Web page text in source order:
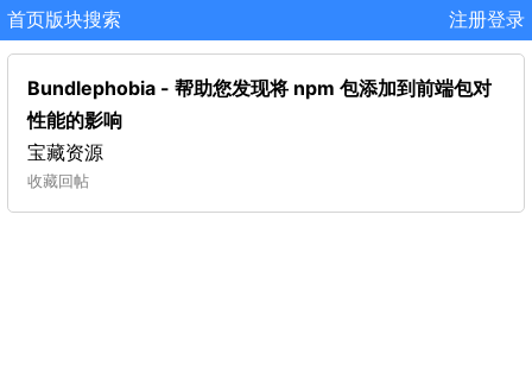
首页版块搜索 注册登录
Bundlephobia - 帮助您发现将 npm 包添加到前端包对
性能的影响
宝藏资源
收藏回帖